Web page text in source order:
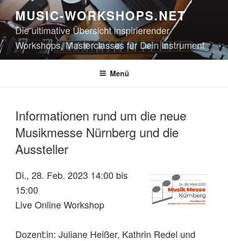
Zum
Inhalt
springen
MUSIC-WORKSHOPS.NET
Die ultimative Übersicht inspirierender
Workshops, Masterclasses für Dein Instrument
Menü
Informationen rund um die neue
Musikmesse Nürnberg und die
Aussteller
Di., 28. Feb. 2023 14:00 bis
15:00
Live Online Workshop
Dozent:in: Juliane Heißer, Kathrin Redel und